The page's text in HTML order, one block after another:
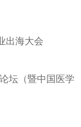
出海大会
坛（暨中国医学